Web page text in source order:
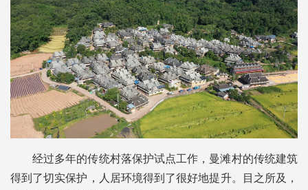
经过多年的传统村落保护试点工作，曼滩村的传统建筑
得到了切实保护，人居环境得到了很好地提升。目之所及，